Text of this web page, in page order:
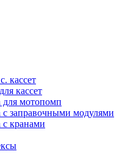
кассет
кассет
мотопомп
заправочными модулями
кранами